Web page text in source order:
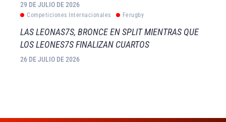
29 DE JULIO DE 2026
Competiciones Internacionales Ferugby
LAS LEONAS7S, BRONCE EN SPLIT MIENTRAS QUE
LOS LEONES7S FINALIZAN CUARTOS
26 DE JULIO DE 2026